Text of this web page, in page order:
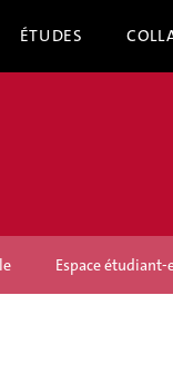
ÉTUDES
Espace étudiant-